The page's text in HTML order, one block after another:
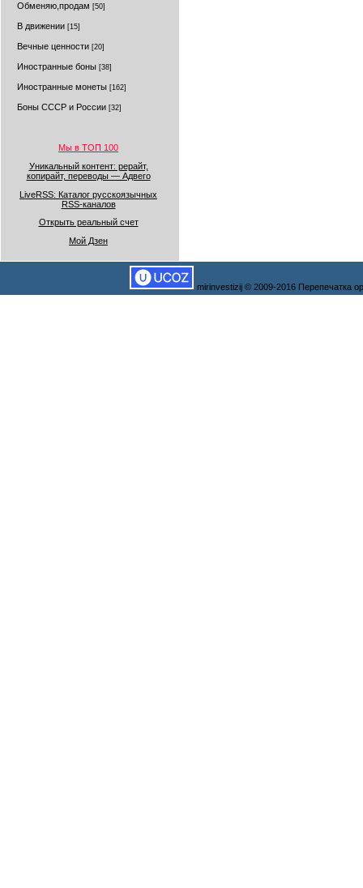
Обменяю,продам [50]
В движении [15]
Вечные ценности [20]
Иностранные боны [38]
Иностранные монеты [162]
Боны СССР и России [32]
Мы в ТОП 100
Уникальный контент: рерайт,
копирайт, переводы — Адвего
LiveRSS: Каталог русскоязычных
RSS-каналов
Открыть реальный счет
Мой Дзен
mirinvestizij © 2009-2016 Перепечатка